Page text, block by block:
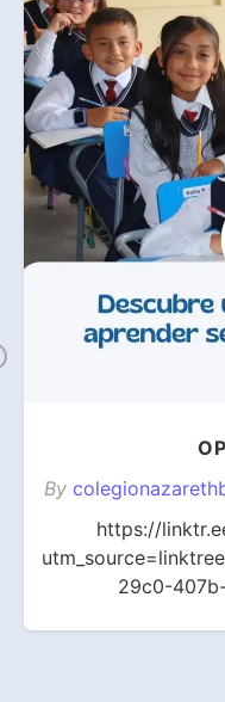
Previous
By
https://
29c0-